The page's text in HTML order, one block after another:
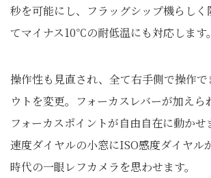
秒を可能にし、フラッグシップ機らしく
てマイナス10℃の耐低温にも対応します。
操作性も見直され、全て右手側で操作で
ウトを変更。フォーカスレバーが加え
フォーカスポイントが自由自在に動かせ
速度ダイヤルの小窓にISO感度ダイヤル
時代の一眼レフカメラを思わせます。